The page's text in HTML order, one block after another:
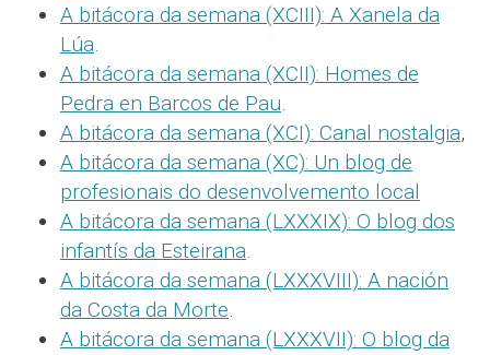
A bitácora da semana (XCIII): A Xanela da
Lúa.
A bitácora da semana (XCII): Homes de
Pedra en Barcos de Pau.
A bitácora da semana (XCI): Canal nostalgia,
A bitácora da semana (XC): Un blog de
profesionais do desenvolvemento local
A bitácora da semana (LXXXIX): O blog dos
infantís da Esteirana.
A bitácora da semana (LXXXVIII): A nación
da Costa da Morte.
A bitácora da semana (LXXXVII): O blog da